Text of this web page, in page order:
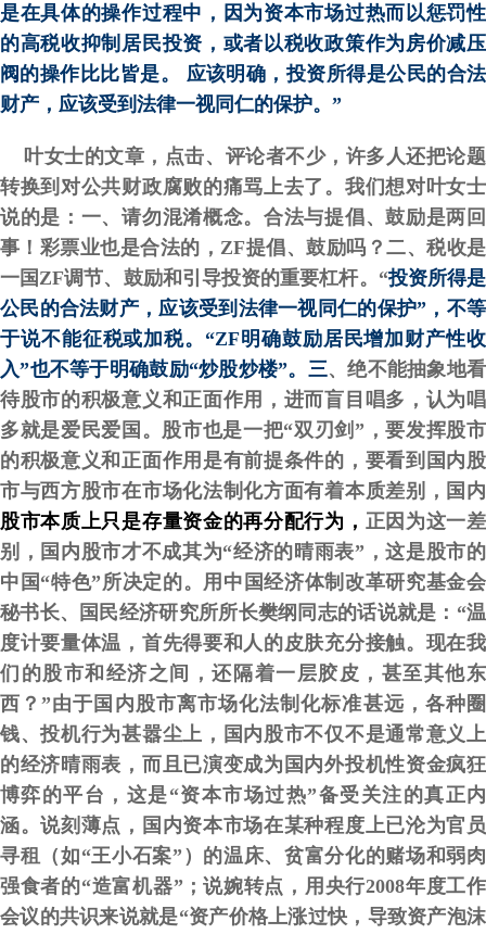
是在具体的操作过程中，因为资本市场过热而以惩罚性
的高税收抑制居民投资，或者以税收政策作为房价减压
阀的操作比比皆是。 应该明确，投资所得是公民的合法
财产，应该受到法律一视同仁的保护。 ”
叶女士的文章，点击、评论者不少，许多人还把论题
转换到对公共财政腐败的痛骂上去了。我们想对叶女士
说的是：一、请勿混淆概念。合法与提倡、鼓励是两回
事！彩票业也是合法的，ZF提倡、鼓励吗？二、税收是
一国ZF调节、鼓励和引导投资的重要杠杆。“投资所得是
公民的合法财产，应该受到法律一视同仁的保护”，不等
于说不能征税或加税。“ZF明确鼓励居民增加财产性收
入”也不等于明确鼓励“炒股炒楼”。三、绝不能抽象地看
待股市的积极意义和正面作用，进而盲目唱多，认为唱
多就是爱民爱国。股市也是一把“双刃剑”，要发挥股市
的积极意义和正面作用是有前提条件的，要看到国内股
市与西方股市在市场化法制化方面有着本质差别，国内
股市本质上只是存量资金的再分配行为 ， 正因为这一差
别，国内股市才不成其为“经济的晴雨表”，这是股市的
中国“特色”所决定的。用中国经济体制改革研究基金会
秘书长、国民经济研究所所长樊纲同志的话说就是：“温
度计要量体温，首先得要和人的皮肤充分接触。现在我
们的股市和经济之间，还隔着一层胶皮，甚至其他东
西？”由于国内股市离市场化法制化标准甚远，各种圈
钱、投机行为甚嚣尘上，国内股市不仅不是通常意义上
的经济晴雨表，而且已演变成为国内外投机性资金疯狂
博弈的平台， 这是“资本市场过热”备受关注的真正内
涵。说刻薄点，国内资本市场在某种程度上已沦为官员
寻租（如“王小石案”）的温床、贫富分化的赌场和弱肉
强食者的“造富机器”；说婉转点，用央行2008年度工作
会议的共识来说就是“资产价格上涨过快，导致资产泡沫